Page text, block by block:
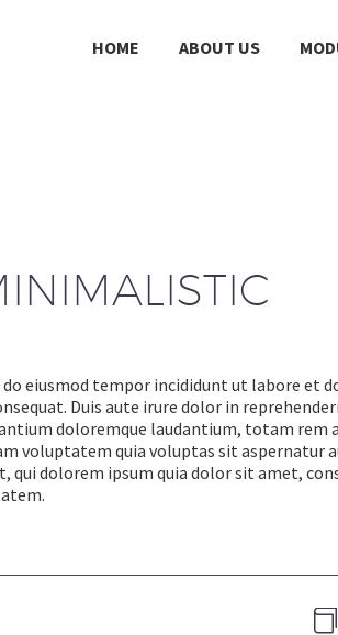
HOME ABOUT US
eiusmod tempor incididunt ut labore et
Duis aute irure dolor in
doloremque laudantium, totam rem
voluptatem quia voluptas sit aspernatur
dolorem ipsum quia dolor sit amet,

